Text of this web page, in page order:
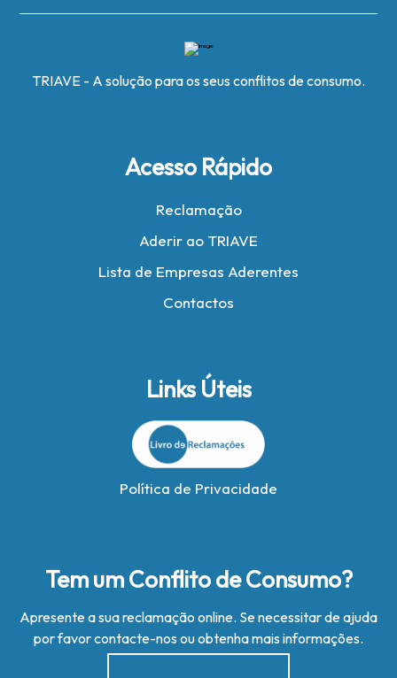
TRIAVE - A solução para os seus conflitos de consumo.
Acesso Rápido
Reclamação
Aderir ao TRIAVE
Lista de Empresas Aderentes
Contactos
Links Úteis
Política de Privacidade
Tem um Conflito de Consumo?
Apresente a sua reclamação online. Se necessitar de ajuda
por favor contacte-nos ou obtenha mais informações.